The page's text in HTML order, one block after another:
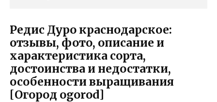
Редис Дуро краснодарское:
отзывы, фото, описание и
характеристика сорта,
достоинства и недостатки,
особенности выращивания
[Огород ogorod]